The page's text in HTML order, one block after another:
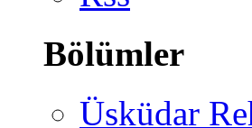
Bölümler
Üsküdar